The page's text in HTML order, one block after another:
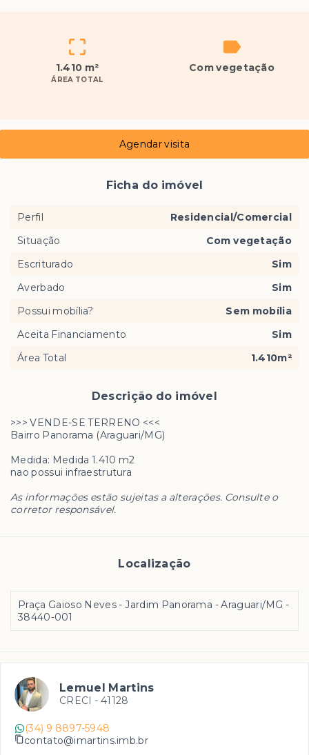
1.410 m²
ÁREA TOTAL
Com vegetação
Descrição do imóvel
>>> VENDE-SE TERRENO <<<
Bairro Panorama (Araguari/MG)
Medida: Medida 1.410 m2
nao possui infraestrutura
As informações estão sujeitas a alterações. Consulte o
corretor responsável.
Localização
Praça Gaioso Neves - Jardim Panorama - Araguari/MG -
38440-001
Agendar visita
Ficha do imóvel
Perfil
Residencial/Comercial
Situação
Com vegetação
Escriturado
Sim
Averbado
Sim
Possui mobília?
Sem mobília
Aceita Financiamento
Sim
Área Total
1.410m²
Lemuel Martins
CRECI - 41128
(34) 9 8897-5948
contato@imartins.imb.br